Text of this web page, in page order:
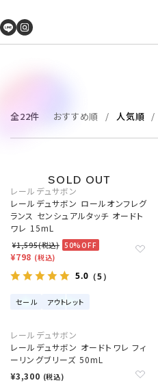
全22件 おすすめ順 人気順
レールデュサボン
レールデュサボン ロールオンフレグ
ランス センシュアルタッチ オードト
ワレ 15mL
¥1,595(税込) 50%OFF
¥798 (税込)
5.0 （5）
セール アウトレット
レールデュサボン
レールデュサボン オードトワレ フィ
ーリングブリーズ 50mL
¥3,300 (税込)